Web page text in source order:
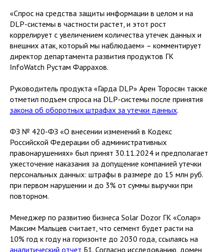
«Спрос на средства защиты информации в целом и на
DLP-системы в частности растет, и этот рост
коррелирует с увеличением количества утечек данных и
внешних атак, который мы наблюдаем» – комментирует
директор департамента развития продуктов ГК
InfoWatch Рустам Фаррахов.
Руководитель продукта «Гарда DLP» Арен Торосян также
отметил подъем спроса на DLP-системы после принятия
закона об оборотных штрафах за утечки данных.
ФЗ № 420-ФЗ «О внесении изменений в Кодекс
Российской Федерации об административных
правонарушениях» был принят 30.11.2024 и предполагает
ужесточение наказания за допущение компанией утечки
персональных данных: штрафы в размере до 15 млн руб.
при первом нарушении и до 3% от суммы выручки при
повторном.
Менеджер по развитию бизнеса Solar Dozor ГК «Солар»
Максим Мальцев считает, что сегмент будет расти на
10% год к году на горизонте до 2030 года, ссылаясь на
аналитический отчет Б1. Согласно исследованию, домен